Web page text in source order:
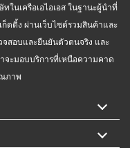
ในเครือเอไอเอส ในฐานะผู้นำที่
ตติ้ง ผ่านเว็บไซต์รวมสินค้าและ
จสอบและยืนยันตัวตนจริง และ
จะมอบบริการที่เหนือความคาด
ภาพ